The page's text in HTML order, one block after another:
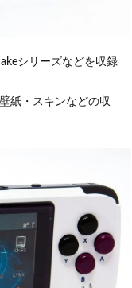
シリーズなどを収録
紙・スキンなどの収